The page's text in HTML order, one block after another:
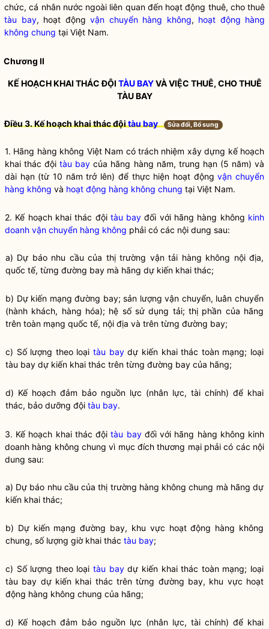
chức, cá nhân nước ngoài liên quan đến hoạt động thuê, cho thuê
tàu bay, hoạt động vận chuyển hàng không, hoạt động hàng
không chung tại Việt Nam.
Chương II
KẾ HOẠCH KHAI THÁC ĐỘI TÀU BAYVÀ VIỆC THUÊ, CHO THUÊ
TÀU BAY
Điều 3. Kế hoạch khai thác độitàu bay Sửa đổi, Bổ sung
1. Hãng hàng không Việt Nam có trách nhiệm xây dựng kế hoạch
khai thác độitàu bay của hãng hàng năm, trung hạn (5 năm) và
dài hạn (từ 10 năm trở lên) để thực hiện hoạt độngvận chuyển
hàng không và hoạt động hàng không chung tại Việt Nam.
2. Kế hoạch khai thác đội tàu bay đối với hãng hàng không kinh
doanh vận chuyển hàng không phải có các nội dung sau:
a) Dự báo nhu cầu của thị trường vận tải hàng không nội địa,
quốc tế, từng đường bay mà hãng dự kiến khai thác;
b) Dự kiến mạng đường bay; sản lượng vận chuyển, luân chuyển
(hành khách, hàng hóa); hệ số sử dụng tải; thị phần của hãng
trên toàn mạng quốc tế, nội địa và trên từng đường bay;
c) Số lượng theo loạitàu baydự kiến khai thác toàn mạng; loại
tàu bay dự kiến khai thác trên từng đường bay của hãng;
d) Kế hoạch đảm bảo nguồn lực (nhân lực, tài chính) để khai
thác, bảo dưỡng đội tàu bay.
3. Kế hoạch khai thác độitàu bayđối với hãng hàng không kinh
doanh hàng không chung vì mục đích thương mại phải có các nội
dung sau:
a) Dự báo nhu cầu của thị trường hàng không chung mà hãng dự
kiến khai thác;
b) Dự kiến mạng đường bay, khu vực hoạt động hàng không
chung, số lượng giờ khai thác tàu bay;
c) Số lượng theo loạitàu baydự kiến khai thác toàn mạng; loại
tàu bay dự kiến khai thác trên từng đường bay, khu vực hoạt
động hàng không chung của hãng;
d) Kế hoạch đảm bảo nguồn lực (nhân lực, tài chính) để khai